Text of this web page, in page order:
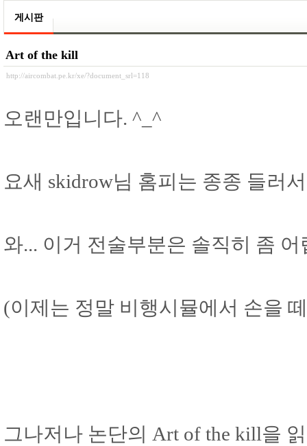
게시판
Art of the kill
http://aircombat.pe.kr/xe/?document_srl=118
오랜만입니다. ^_^
요새 skidrow님 홈피는 종종 들러
와... 이거 전술부분은 솔직히 좀 어
(이제는 정말 비행시뮬에서 손을
그나저나 논단의 Art of the kill을